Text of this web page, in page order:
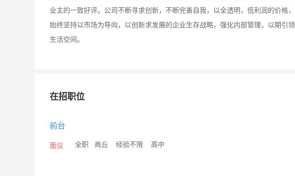
业主的一致好评。公司不断寻求创新，不断完善自我，以全透明，低利润的价格
始终坚持以市场为导向，以创新求发展的企业生存战略，强化内部管理，以期引
生活空间。
在招职位
前台
面议 全职 商丘 经验不限 高中